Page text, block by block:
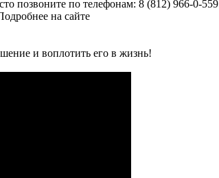
позвоните по телефонам: 8 (812) 966-0-559
на сайте
и воплотить его в жизнь!